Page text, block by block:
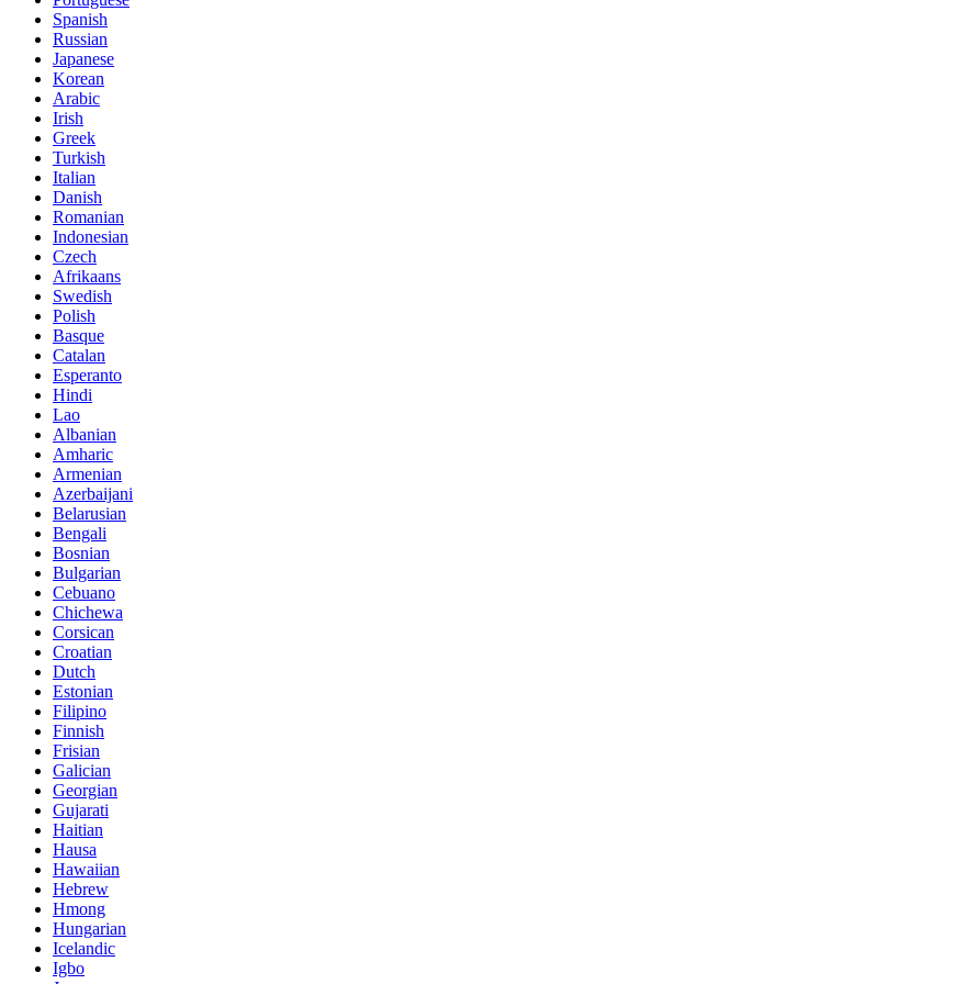
Spanish
Russian
Japanese
Korean
Arabic
Irish
Greek
Turkish
Italian
Danish
Romanian
Indonesian
Czech
Afrikaans
Swedish
Polish
Basque
Catalan
Esperanto
Hindi
Lao
Albanian
Amharic
Armenian
Azerbaijani
Belarusian
Bengali
Bosnian
Bulgarian
Cebuano
Chichewa
Corsican
Croatian
Dutch
Estonian
Filipino
Finnish
Frisian
Galician
Georgian
Gujarati
Haitian
Hausa
Hawaiian
Hebrew
Hmong
Hungarian
Icelandic
Igbo